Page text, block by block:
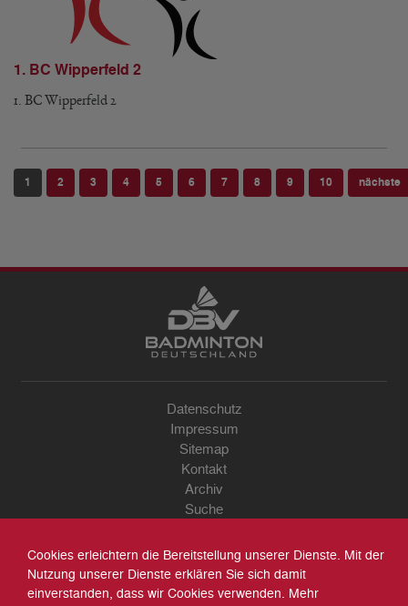
1. BC Wipperfeld 2
1. BC Wipperfeld 2
1 2 3 4 5 6 7 8 9 10 nächste
Datenschutz
Impressum
Sitemap
Kontakt
Archiv
Suche
Cookies erleichtern die Bereitstellung unserer Dienste. Mit der
Nutzung unserer Dienste erklären Sie sich damit
einverstanden, dass wir Cookies verwenden. Mehr